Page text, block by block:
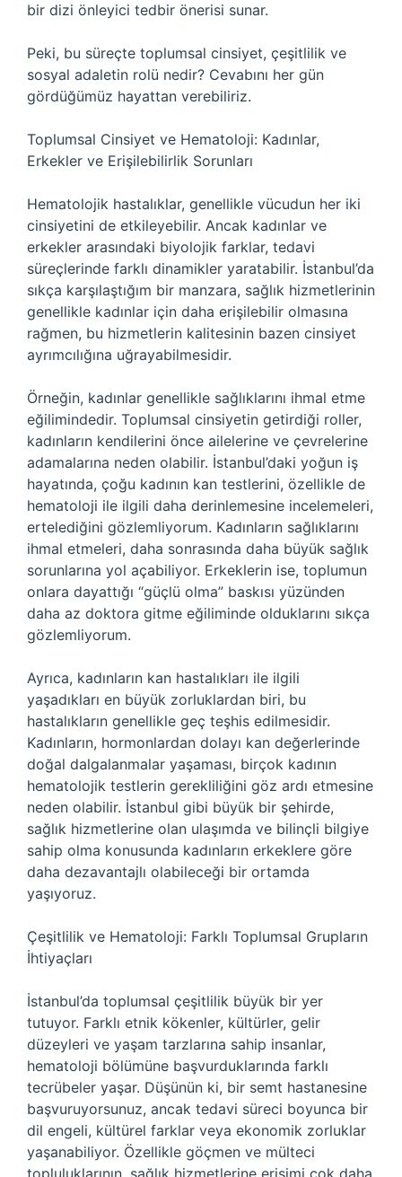
bir dizi önleyici tedbir önerisi sunar.
Peki, bu süreçte toplumsal cinsiyet, çeşitlilik ve
sosyal adaletin rolü nedir? Cevabını her gün
gördüğümüz hayattan verebiliriz.
Toplumsal Cinsiyet ve Hematoloji: Kadınlar,
Erkekler ve Erişilebilirlik Sorunları
Hematolojik hastalıklar, genellikle vücudun her iki
cinsiyetini de etkileyebilir. Ancak kadınlar ve
erkekler arasındaki biyolojik farklar, tedavi
süreçlerinde farklı dinamikler yaratabilir. İstanbul’da
sıkça karşılaştığım bir manzara, sağlık hizmetlerinin
genellikle kadınlar için daha erişilebilir olmasına
rağmen, bu hizmetlerin kalitesinin bazen cinsiyet
ayrımcılığına uğrayabilmesidir.
Örneğin, kadınlar genellikle sağlıklarını ihmal etme
eğilimindedir. Toplumsal cinsiyetin getirdiği roller,
kadınların kendilerini önce ailelerine ve çevrelerine
adamalarına neden olabilir. İstanbul’daki yoğun iş
hayatında, çoğu kadının kan testlerini, özellikle de
hematoloji ile ilgili daha derinlemesine incelemeleri,
ertelediğini gözlemliyorum. Kadınların sağlıklarını
ihmal etmeleri, daha sonrasında daha büyük sağlık
sorunlarına yol açabiliyor. Erkeklerin ise, toplumun
onlara dayattığı “güçlü olma” baskısı yüzünden
daha az doktora gitme eğiliminde olduklarını sıkça
gözlemliyorum.
Ayrıca, kadınların kan hastalıkları ile ilgili
yaşadıkları en büyük zorluklardan biri, bu
hastalıkların genellikle geç teşhis edilmesidir.
Kadınların, hormonlardan dolayı kan değerlerinde
doğal dalgalanmalar yaşaması, birçok kadının
hematolojik testlerin gerekliliğini göz ardı etmesine
neden olabilir. İstanbul gibi büyük bir şehirde,
sağlık hizmetlerine olan ulaşımda ve bilinçli bilgiye
sahip olma konusunda kadınların erkeklere göre
daha dezavantajlı olabileceği bir ortamda
yaşıyoruz.
Çeşitlilik ve Hematoloji: Farklı Toplumsal Grupların
İhtiyaçları
İstanbul’da toplumsal çeşitlilik büyük bir yer
tutuyor. Farklı etnik kökenler, kültürler, gelir
düzeyleri ve yaşam tarzlarına sahip insanlar,
hematoloji bölümüne başvurduklarında farklı
tecrübeler yaşar. Düşünün ki, bir semt hastanesine
başvuruyorsunuz, ancak tedavi süreci boyunca bir
dil engeli, kültürel farklar veya ekonomik zorluklar
yaşanabiliyor. Özellikle göçmen ve mülteci
topluluklarının, sağlık hizmetlerine erişimi çok daha